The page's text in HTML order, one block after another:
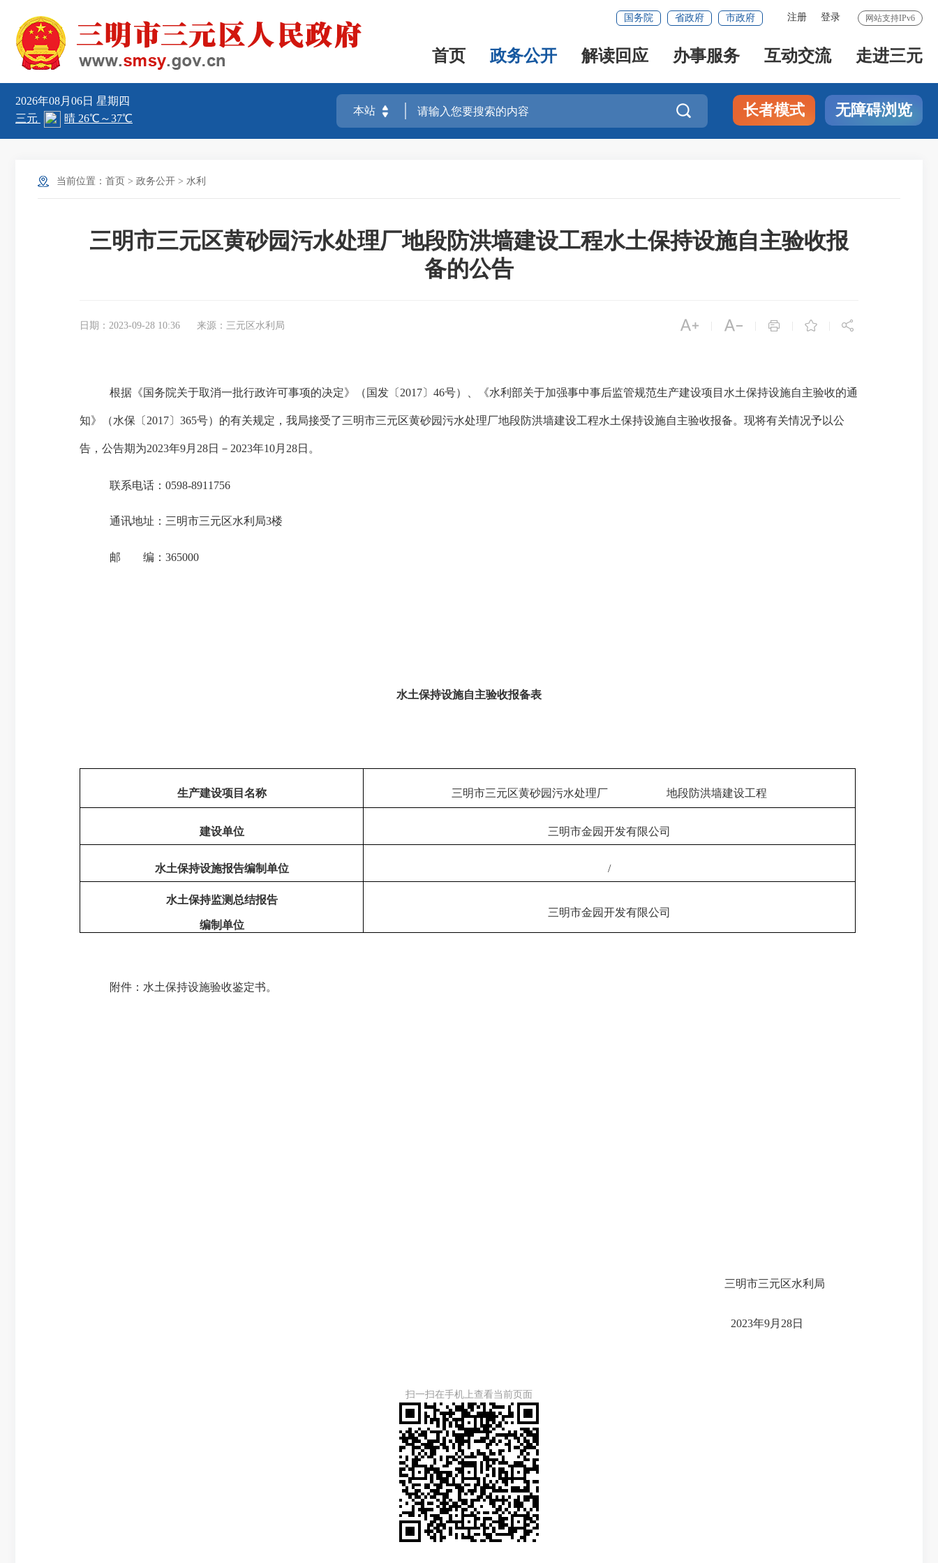
网站支持IPv6
注册 登录
国务院 省政府 市政府
首页 政务公开 解读回应 办事服务 互动交流 走进三元
2026年08月06日 星期四
 长者模式 无障碍浏览
当前位置： 首页 > 政务公开 > 水利
三明市三元区黄砂园污水处理厂地段防洪墙建设工程水土保持设施自主验收报
备的公告
日期：2023-09-28 10:36 来源：三元区水利局     
根据《国务院关于取消一批行政许可事项的决定》（国发〔 2017〕 46号）、《水利部关于加强事中事后监管规范生产建设项目水土保持设施自主验收的通
知》（水保〔 2017〕 365号）的有关规定，我局接受了三明市三元区黄砂园污水处理厂地段防洪墙建设工程水土保持设施自主验收报备。现将有关情况予以公
告，公告期为2023年9月 28日－ 2023年10月 28日。
联系电话： 0598-8911756
通讯地址：三明市三元区水利局3楼
邮 编： 365000
水土保持设施自主验收报备表
生产建设项目名称 三明市三元区黄砂园污水处理厂 地段防洪墙建设工程
建设单位 三明市金园开发有限公司
水土保持设施报告编制单位 /
水土保持监测总结报告
编制单位
三明市金园开发有限公司
附件：水土保持设施验收鉴定书。
三明市三元区水利局
2023年9月 28日
扫一扫在手机上查看当前页面